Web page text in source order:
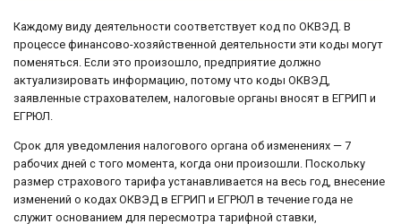
Каждому виду деятельности соответствует код по ОКВЭД. В
процессе финансово-хозяйственной деятельности эти коды могут
поменяться. Если это произошло, предприятие должно
актуализировать информацию, потому что коды ОКВЭД,
заявленные страхователем, налоговые органы вносят в ЕГРИП и
ЕГРЮЛ.
Срок для уведомления налогового органа об изменениях — 7
рабочих дней с того момента, когда они произошли. Поскольку
размер страхового тарифа устанавливается на весь год, внесение
изменений о кодах ОКВЭД в ЕГРИП и ЕГРЮЛ в течение года не
служит основанием для пересмотра тарифной ставки,